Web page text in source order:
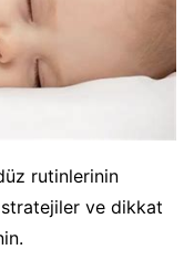
rutinlerinin
ve dikkat